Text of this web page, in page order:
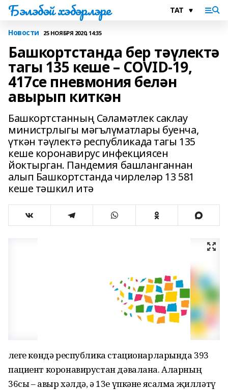
Бэлэбэй хэбэрлэре
Новости 25 НОЯБРЯ 2020, 14:35
Башкортстанда бер тәүлектә
тагы 135 кеше – COVID-19,
417се пневмония белән
авырып киткән
Башкортстанның Сәламәтлек саклау
министрлыгы мәгълүматлары буенча,
үткән тәүлектә республикада тагы 135
кеше коронавирус инфекциясен
йоктырган. Пандемия башланганнан
алып Башкортстанда чирлеләр 13 581
кеше тәшкил итә
Әлеге көндә республика стационарларында 393
пациент коронавирустан дәвалана. Аларның
36сы – авыр хәлдә, ә 13е үпкәне ясалма җилләтү